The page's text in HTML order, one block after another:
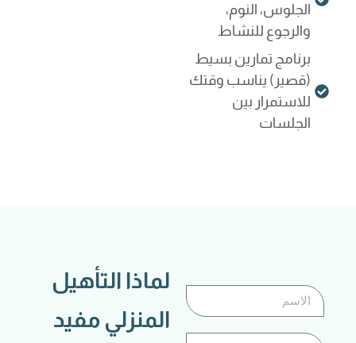
الجلوس، النوم،
والرجوع للنشاط
برنامج تمارين بسيط
(قصير) يناسب وقتك
للاستمرار بين
الجلسات
لماذا التأهيل
المنزلي مفيد